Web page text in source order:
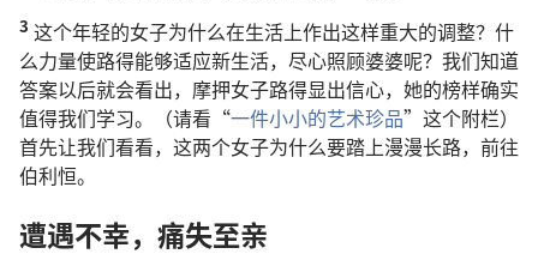
3 这个年轻的女子为什么在生活上作出这样重大的调整？什
么力量使路得能够适应新生活，尽心照顾婆婆呢？我们知道
答案以后就会看出，摩押女子路得显出信心，她的榜样确实
值得我们学习。（请看“一件小小的艺术珍品”这个附栏）
首先让我们看看，这两个女子为什么要踏上漫漫长路，前往
伯利恒。
遭遇不幸，痛失至亲